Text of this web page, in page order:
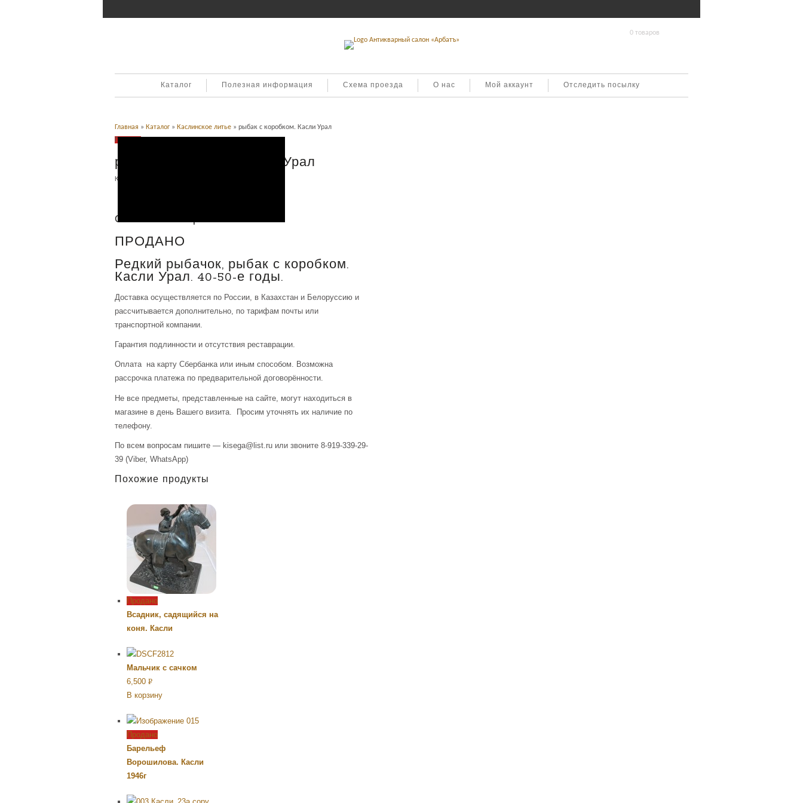
0 товаров
Каталог Полезная информация Схема проезда О нас Мой аккаунт Отследить посылку
Главная » Каталог » Каслинское литье » рыбак с коробком. Касли Урал
Продано
рыбак с коробком. Касли Урал
Категория:
Описание товара
ПРОДАНО
Редкий рыбачок, рыбак с коробком.
Касли Урал. 40-50-е годы.
Доставка осуществляется по России, в Казахстан и Белоруссию и
рассчитывается дополнительно, по тарифам почты или
транспортной компании.
Гарантия подлинности и отсутствия реставрации.
Оплата на карту Сбербанка или иным способом. Возможна
рассрочка платежа по предварительной договорённости.
Не все предметы, представленные на сайте, могут находиться в
магазине в день Вашего визита. Просим уточнять их наличие по
телефону.
По всем вопросам пишите — kisega@list.ru или звоните 8-919-339-29-
39 (Viber, WhatsApp)
Похожие продукты
Продано
Всадник, садящийся на
коня. Касли
Мальчик с сачком
6,500 Р
УБ.
В корзину
Продано
Барельеф
Ворошилова. Касли
1946г